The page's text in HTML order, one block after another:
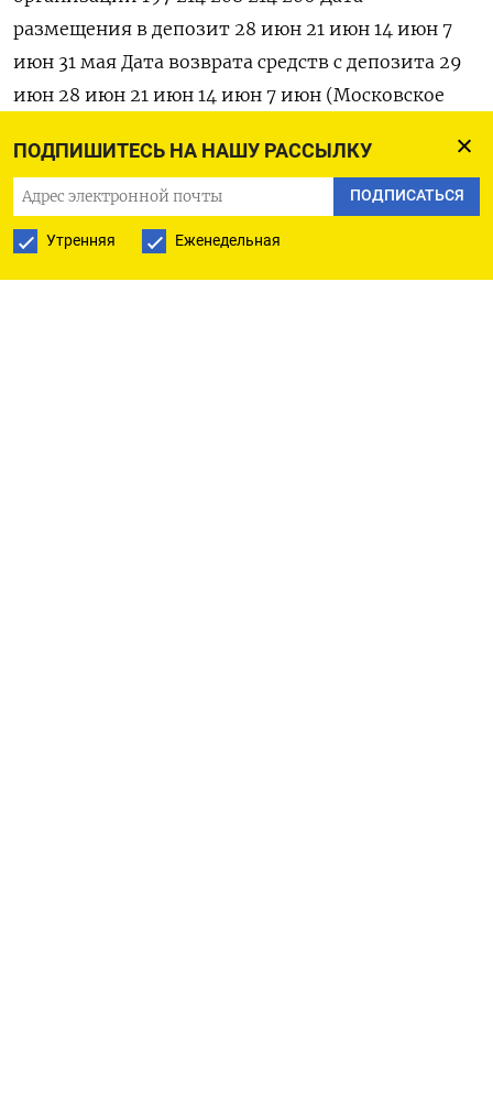
ПОДПИШИТЕСЬ НА НАШУ РАССЫЛКУ
ПОДПИСАТЬСЯ
Утренняя Еженедельная
размещения в депозит 28 июн 21 июн 14 июн 7
июн 31 мая Дата возврата средств с депозита 29
июн 28 июн 21 июн 14 июн 7 июн (Московское
ПОДПИСАТЬСЯ НА ТЕЛЕГРАМ